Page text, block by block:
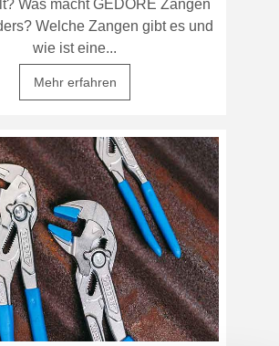
Was macht GEDORE Zangen
Welche Zangen gibt es und
wie ist eine...
Mehr erfahren